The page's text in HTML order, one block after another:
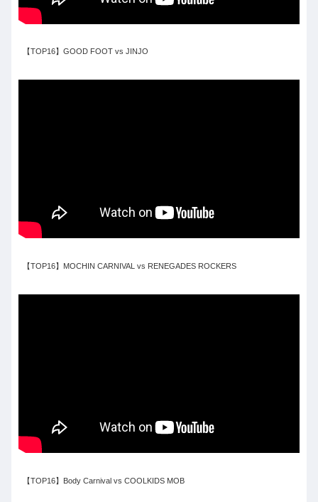
【TOP16】GOOD FOOT vs JINJO
【TOP16】MOCHIN CARNIVAL vs RENEGADES ROCKERS
【TOP16】Body Carnival vs COOLKIDS MOB